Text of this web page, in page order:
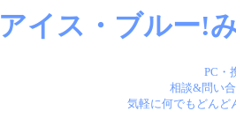
アイス・ブルー!
PC・
相談&問い
気軽に何でもどん